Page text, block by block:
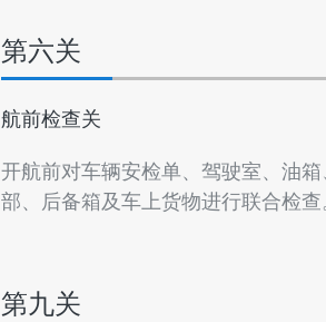
第六关
航前检查关
开航前对车辆安检单、驾驶室、油
部、后备箱及车上货物进行联合检查。
第九关